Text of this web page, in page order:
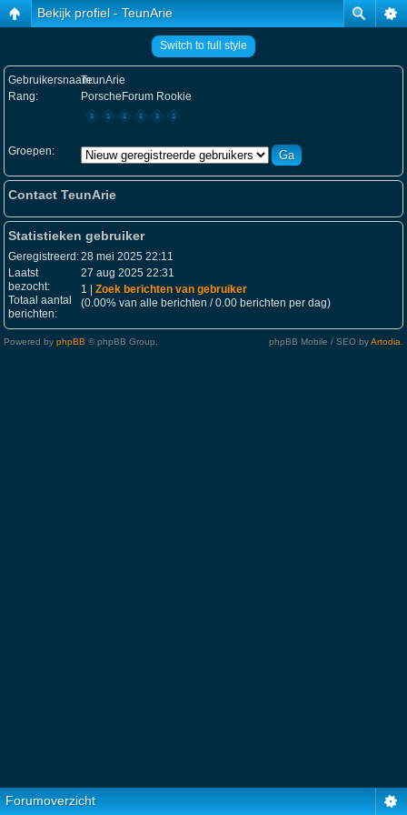
Bekijk profiel - TeunArie
Switch to full style
Gebruikersnaam:TeunArie
Rang:
PorscheForum Rookie
Groepen:
Contact TeunArie
Statistieken gebruiker
Geregistreerd:28 mei 2025 22:11
Laatst
bezocht:
27 aug 2025 22:31
Totaal aantal
berichten:
1 | Zoek berichten van gebruiker
(0.00% van alle berichten / 0.00 berichten per dag)
Powered by phpBB © phpBB Group. phpBB Mobile / SEO byArtodia
Forumoverzicht